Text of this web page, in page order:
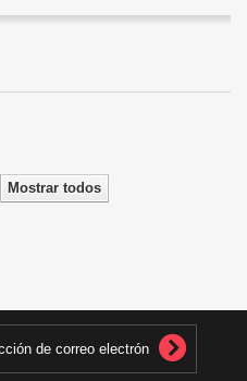
Mostrar todos